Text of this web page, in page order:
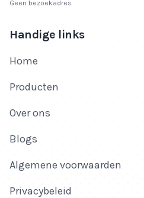
Geen bezoekadres
Handige links
Home
Producten
Over ons
Blogs
Algemene voorwaarden
Privacybeleid